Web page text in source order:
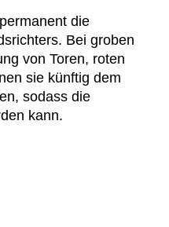
die
Bei groben
von Toren, roten
sie künftig dem
sodass die
kann.